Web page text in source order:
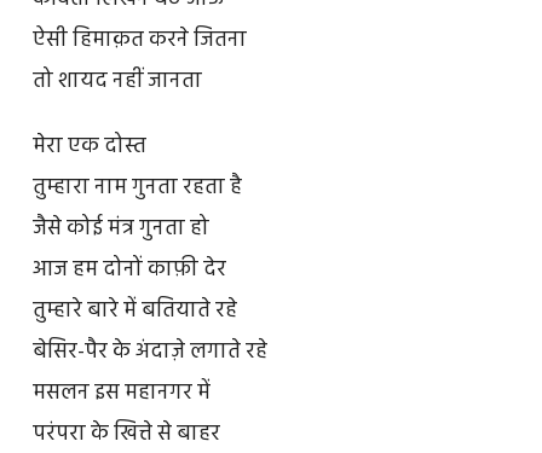
ऐसी हिमाक़त करने जितना
तो शायद नहीं जानता
मेरा एक दोस्त
तुम्हारा नाम गुनता रहता है
जैसे कोई मंत्र गुनता हो
आज हम दोनों काफ़ी देर
तुम्हारे बारे में बतियाते रहे
बेसिर-पैर के अंदाज़े लगाते रहे
मसलन इस महानगर में
परंपरा के खित्ते से बाहर